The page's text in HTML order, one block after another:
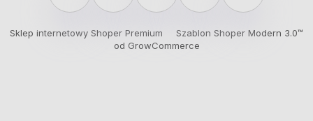
Sklep internetowy Shoper Premium
Szablon Shoper Modern 3.0™
od GrowCommerce